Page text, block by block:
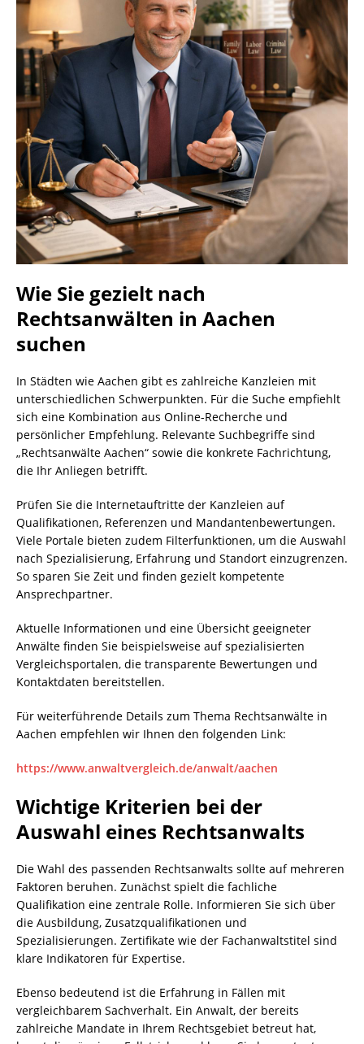
Wie Sie gezielt nach
Rechtsanwälten in Aachen
suchen
In Städten wie Aachen gibt es zahlreiche Kanzleien mit
unterschiedlichen Schwerpunkten. Für die Suche empfiehlt
sich eine Kombination aus Online-Recherche und
persönlicher Empfehlung. Relevante Suchbegriffe sind
„Rechtsanwälte Aachen“ sowie die konkrete Fachrichtung,
die Ihr Anliegen betrifft.
Prüfen Sie die Internetauftritte der Kanzleien auf
Qualifikationen, Referenzen und Mandantenbewertungen.
Viele Portale bieten zudem Filterfunktionen, um die Auswahl
nach Spezialisierung, Erfahrung und Standort einzugrenzen.
So sparen Sie Zeit und finden gezielt kompetente
Ansprechpartner.
Aktuelle Informationen und eine Übersicht geeigneter
Anwälte finden Sie beispielsweise auf spezialisierten
Vergleichsportalen, die transparente Bewertungen und
Kontaktdaten bereitstellen.
Für weiterführende Details zum Thema Rechtsanwälte in
Aachen empfehlen wir Ihnen den folgenden Link:
https://www.anwaltvergleich.de/anwalt/aachen
Wichtige Kriterien bei der
Auswahl eines Rechtsanwalts
Die Wahl des passenden Rechtsanwalts sollte auf mehreren
Faktoren beruhen. Zunächst spielt die fachliche
Qualifikation eine zentrale Rolle. Informieren Sie sich über
die Ausbildung, Zusatzqualifikationen und
Spezialisierungen. Zertifikate wie der Fachanwaltstitel sind
klare Indikatoren für Expertise.
Ebenso bedeutend ist die Erfahrung in Fällen mit
vergleichbarem Sachverhalt. Ein Anwalt, der bereits
zahlreiche Mandate in Ihrem Rechtsgebiet betreut hat,